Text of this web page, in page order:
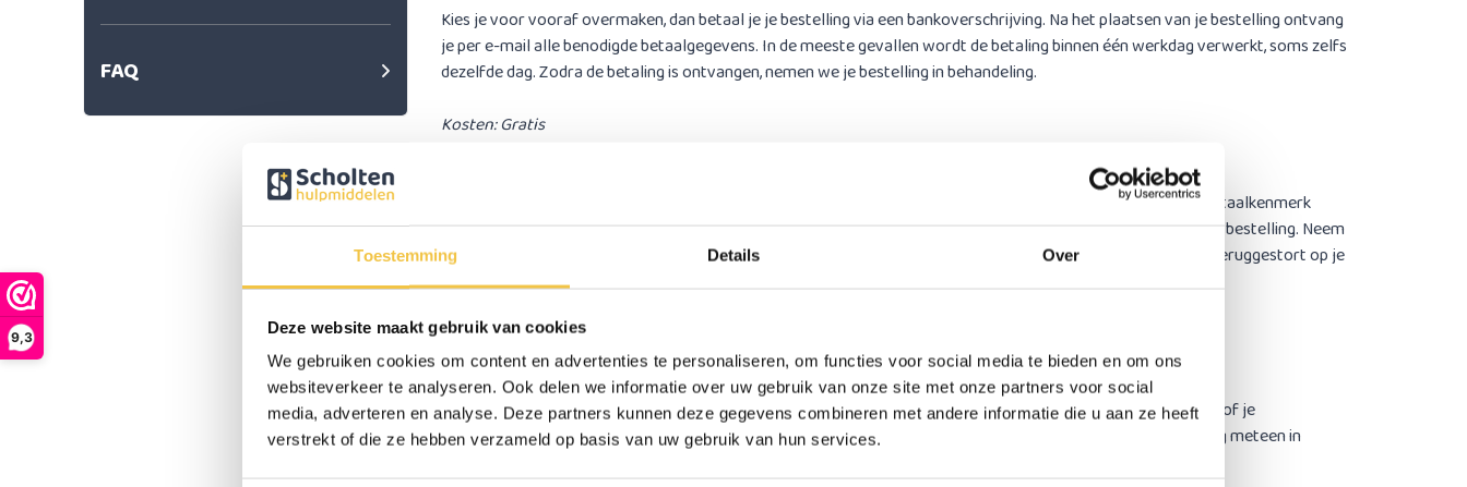
Toestemming Details Over
Deze website maakt gebruik van cookies
We gebruiken cookies om content en advertenties te personaliseren, om functies voor social media te bieden en om ons
websiteverkeer te analyseren. Ook delen we informatie over uw gebruik van onze site met onze partners voor social
media, adverteren en analyse. Deze partners kunnen deze gegevens combineren met andere informatie die u aan ze heeft
verstrekt of die ze hebben verzameld op basis van uw gebruik van hun services.
9,3
FAQ
Kies je voor vooraf overmaken, dan betaal je je bestelling via een bankoverschrijving. Na het plaatsen van je bestelling ontvang
je per e-mail alle benodigde betaalgegevens. In de meeste gevallen wordt de betaling binnen één werkdag verwerkt, soms zelfs
dezelfde dag. Zodra de betaling is ontvangen, nemen we je bestelling in behandeling.
Kosten: Gratis
Wanneer je kiest voor de betaaloptie ‘Vooraf overmaken’, is het belangrijk dat je de IBAN, het bedrag en het betaalkenmerk
precies overneemt zoals in je betaaloverzicht staat. Dit overzicht ontvang je per e-mail na het plaatsen van je bestelling. Neem
je deze gegevens niet exact over, dan kan de betaling niet worden herkend en wordt het bedrag automatisch teruggestort op je
rekening.
Apple Pay
Met Apple Pay betaal je snel, veilig en eenvoudig via je iPhone, iPad of Mac. Je rekent af met Face ID, Touch ID of je
toegangscode, zonder je betaalgegevens in te vullen. De betaling wordt direct verwerkt, zodat we je bestelling meteen in